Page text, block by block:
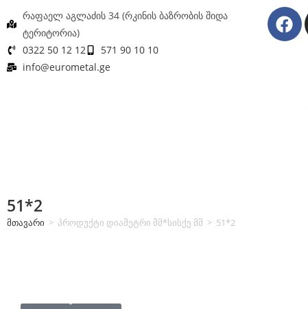
რაფაელ აგლაძის 34 (რკინის ბაზრობის შიდა
ტერიტორია)
0322 50 12 12
571 90 10 10
info@eurometal.ge
51*2
მთავარი > პროდუქტი დიამეტრი მმ*სისქე მმ > 51*2